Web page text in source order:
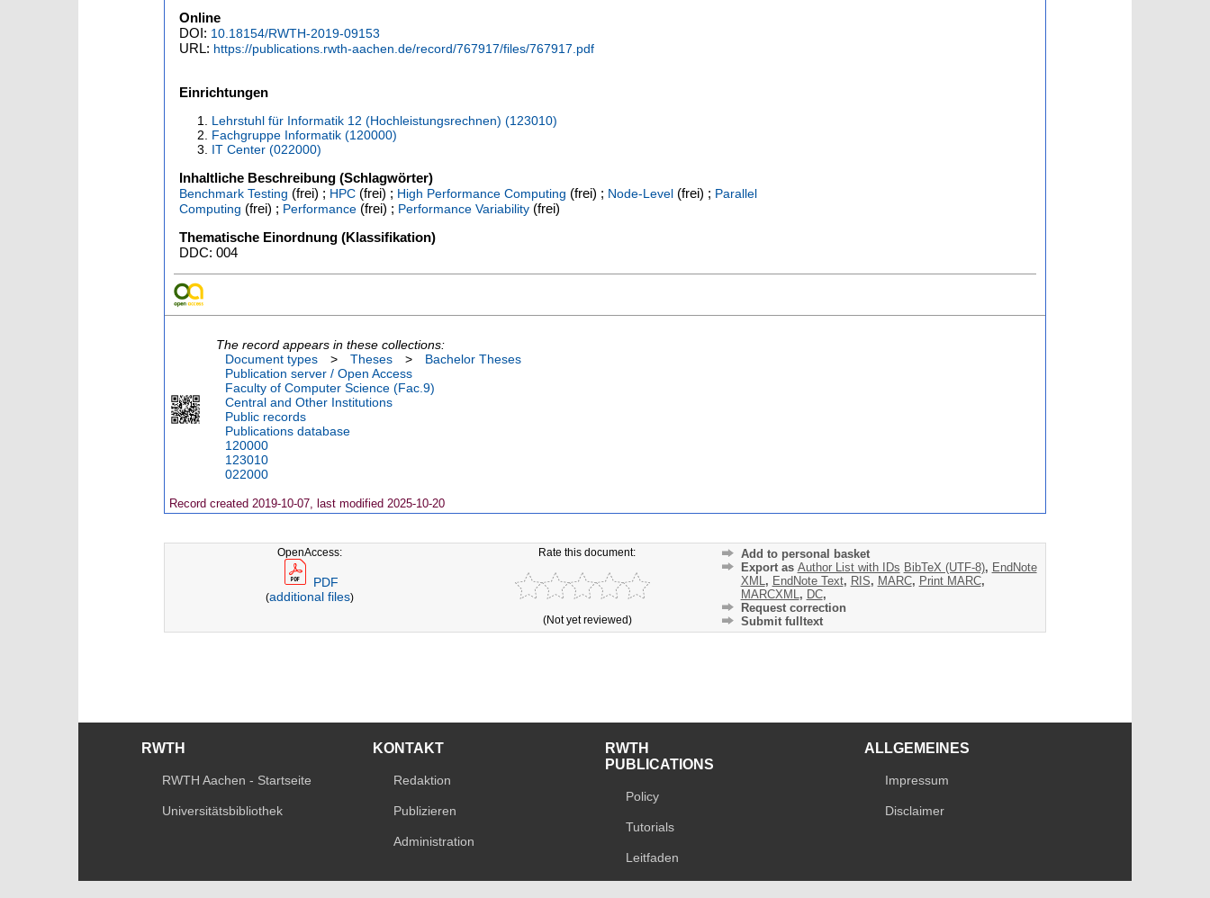
Online
DOI: 10.18154/RWTH-2019-09153
URL: https://publications.rwth-aachen.de/record/767917/files/767917.pdf
Einrichtungen
Lehrstuhl für Informatik 12 (Hochleistungsrechnen) (123010)
Fachgruppe Informatik (120000)
IT Center (022000)
Inhaltliche Beschreibung (Schlagwörter)
Benchmark Testing (frei) ; HPC (frei) ; High Performance Computing (frei) ; Node-Level (frei) ; Parallel
Computing (frei) ; Performance (frei) ; Performance Variability (frei)
Thematische Einordnung (Klassifikation)
DDC: 004
The record appears in these collections:
Document types
> Theses >
Bachelor Theses
Publication server / Open Access
Faculty of Computer Science (Fac.9)
Central and Other Institutions
Public records
Publications database
120000
123010
022000
Record created 2019-10-07, last modified 2025-10-20
OpenAccess:
PDF
(additional files)
Rate this document:
(Not yet reviewed)
Add to personal basket
Export as Author List with IDs BibTeX (UTF-8), EndNote
XML , EndNote Text, RIS, MARC, Print MARC,
MARCXML , DC,
Request correction
Submit fulltext
RWTH
RWTH Aachen - Startseite
Universitätsbibliothek
KONTAKT
Redaktion
Publizieren
Administration
RWTH
PUBLICATIONS
Policy
Tutorials
Leitfaden
ALLGEMEINES
Impressum
Disclaimer